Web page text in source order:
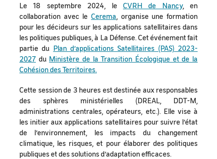
Le 18 septembre 2024, le CVRH de Nancy, en
collaboration avec le Cerema, organise une formation
pour les décideurs sur les applications satellitaires dans
les politiques publiques, à La Défense. Cet événement fait
partie du Plan d’applications Satellitaires (PAS) 2023-
2027 du Ministère de la Transition Écologique et de la
Cohésion des Territoires.
Cette session de 3 heures est destinée aux responsables
des sphères ministérielles (DREAL, DDT-M,
administrations centrales, opérateurs, etc.). Elle vise à
les initier aux applications satellitaires pour suivre l’état
de l’environnement, les impacts du changement
climatique, les risques, et pour élaborer des politiques
publiques et des solutions d’adaptation efficaces.